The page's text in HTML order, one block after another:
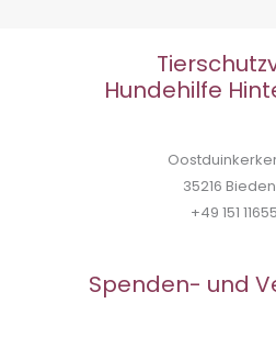
Hundehilfe
35216
+49 151
Spenden- und